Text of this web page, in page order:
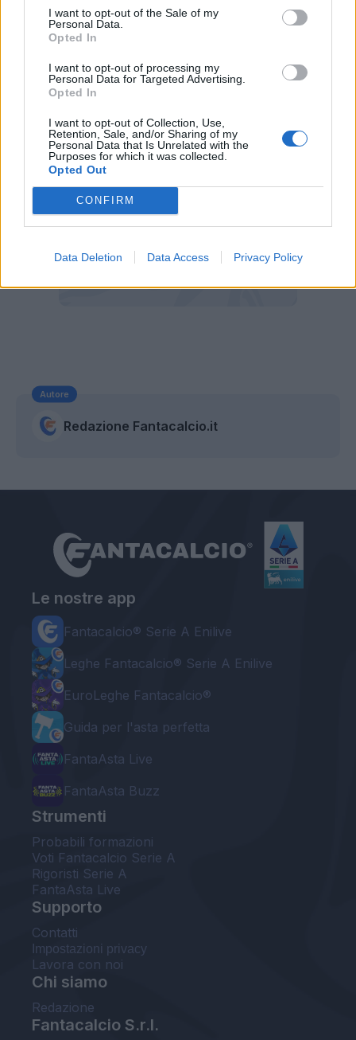
I want to opt-out of the Sale of my
Personal Data.
Opted In
I want to opt-out of processing my
Personal Data for Targeted Advertising.
Opted In
I want to opt-out of Collection, Use,
Retention, Sale, and/or Sharing of my
Personal Data that Is Unrelated with the
Purposes for which it was collected.
Opted Out
CONFIRM
Data Deletion Data Access Privacy Policy
via del recupero. A una settimana
dall’impegno con il Monza, il tempo gioca a
più".
Autore
Redazione Fantacalcio.it
Le nostre app
Fantacalcio® Serie A Enilive
Leghe Fantacalcio® Serie A Enilive
EuroLeghe Fantacalcio®
Guida per l'asta perfetta
FantaAsta Live
FantaAsta Buzz
Strumenti
Probabili formazioni
Voti Fantacalcio Serie A
Rigoristi Serie A
FantaAsta Live
Supporto
Contatti
Impostazioni privacy
Lavora con noi
Chi siamo
Redazione
Fantacalcio S.r.l.